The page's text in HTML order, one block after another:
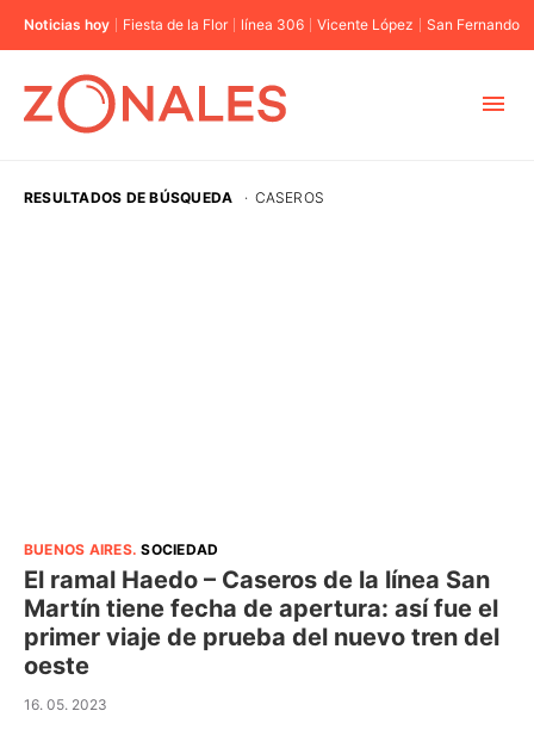
Noticias hoy Fiesta de la Flor línea 306 Vicente López San Fernando
RESULTADOS DE BÚSQUEDA · CASEROS
BUENOS AIRES.SOCIEDAD
El ramal Haedo – Caseros de la línea San
Martín tiene fecha de apertura: así fue el
primer viaje de prueba del nuevo tren del
oeste
16. 05. 2023